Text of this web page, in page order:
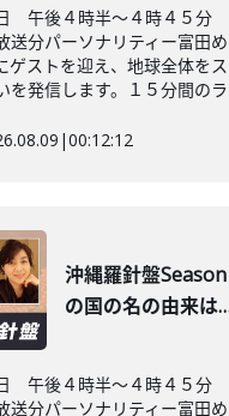
午後４時半～４時４５分
送分パーソナリティー富田
ゲストを迎え、地球全体を
を発信します。１５分間の
|00:12:12
沖縄羅針盤
の国の名の由来は
午後４時半～４時４５分
送分パーソナリティー富田